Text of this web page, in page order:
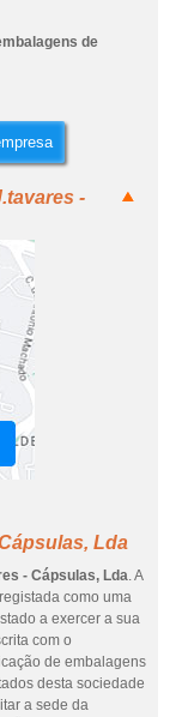
de
-
Lda
- Cápsulas, Lda. A
como uma
a exercer a sua
com o
de embalagens
desta sociedade
a sede da